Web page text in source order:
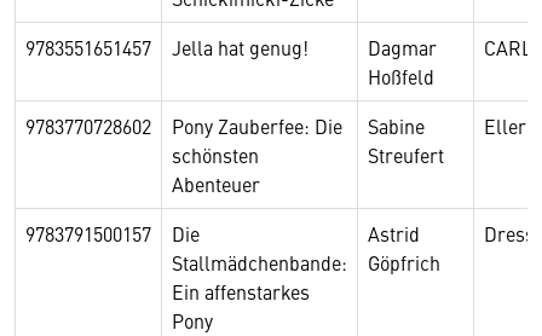
9783551651457 Jella hat genug!
Dagmar
Hoßfeld
9783770728602
Pony Zauberfee: Die
schönsten
Abenteuer
Sabine
Streufert
9783791500157
Die
Stallmädchenbande:
Ein affenstarkes
Pony
Astrid
Göpfrich